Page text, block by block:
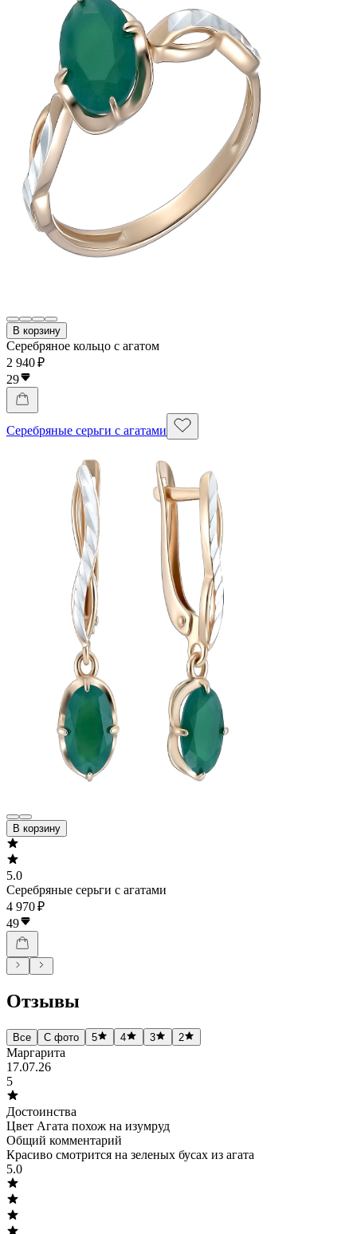
В корзину
Серебряное кольцо с агатом
2 940 ₽
29
Серебряные серьги с агатами
В корзину
5.0
Серебряные серьги с агатами
4 970 ₽
49
Отзывы
Все С фото 5 4 3 2
Маргарита
17.07.26
5
Достоинства
Цвет Агата похож на изумруд
Общий комментарий
Красиво смотрится на зеленых бусах из агата
5.0